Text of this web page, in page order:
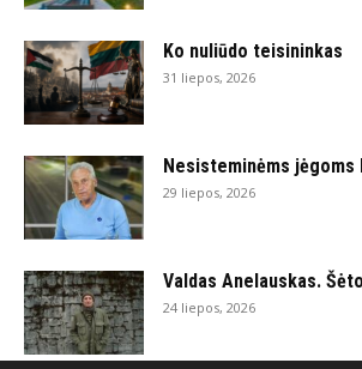
Ko nuliūdo teisininkas
31 liepos, 2026
Nesisteminėms jėgoms
29 liepos, 2026
Valdas Anelauskas.
24 liepos, 2026